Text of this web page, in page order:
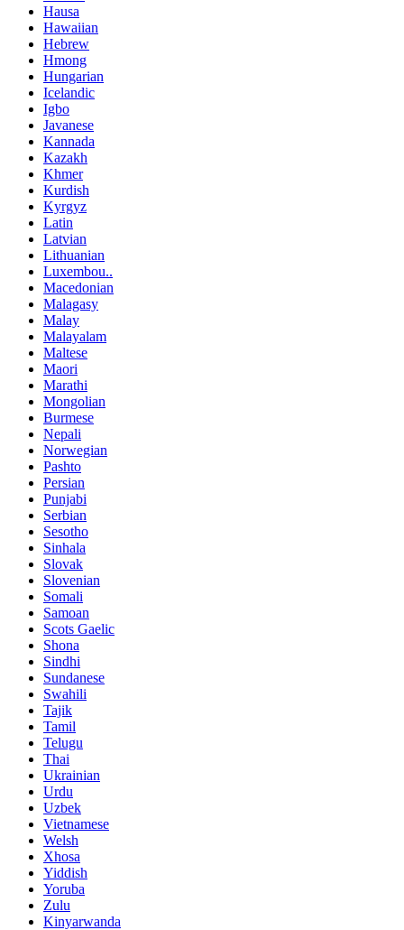
Hausa
Hawaiian
Hebrew
Hmong
Hungarian
Icelandic
Igbo
Javanese
Kannada
Kazakh
Khmer
Kurdish
Kyrgyz
Latin
Latvian
Lithuanian
Luxembou..
Macedonian
Malagasy
Malay
Malayalam
Maltese
Maori
Marathi
Mongolian
Burmese
Nepali
Norwegian
Pashto
Persian
Punjabi
Serbian
Sesotho
Sinhala
Slovak
Slovenian
Somali
Samoan
Scots Gaelic
Shona
Sindhi
Sundanese
Swahili
Tajik
Tamil
Telugu
Thai
Ukrainian
Urdu
Uzbek
Vietnamese
Welsh
Xhosa
Yiddish
Yoruba
Zulu
Kinyarwanda